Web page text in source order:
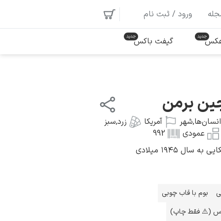
ورود / ثبت نام
عکس گیفت باکس
برمن
انسان‌ها,شهر آمریکا زرد,سبز
عمودی
992
۱۹۴۵ میلادی
بوم با قاب چوبی
(⚠️ فقط چاپ)